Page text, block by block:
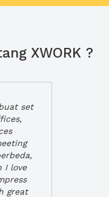
XWORK ?
set
I love
great